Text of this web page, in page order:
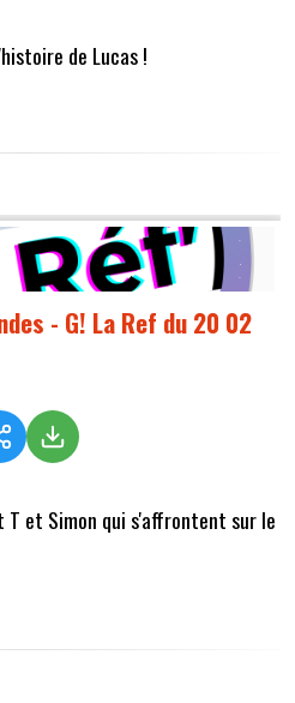
de Lucas !
- G! La Ref du 20 02
T et Simon qui s'affrontent sur le